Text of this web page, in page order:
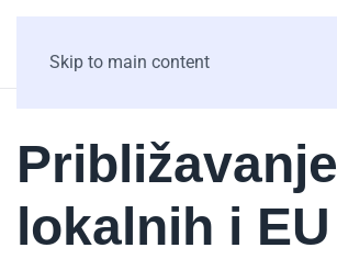
Skip to main content
Približavanje
lokalnih i EU